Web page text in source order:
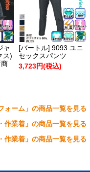
ャ
ス)
[バートル] 9093 ユニ
セックスパンツ
3,723円(税込)
ォーム」の商品一覧を見る
作業着」の商品一覧を見る
作業着」の商品一覧を見る